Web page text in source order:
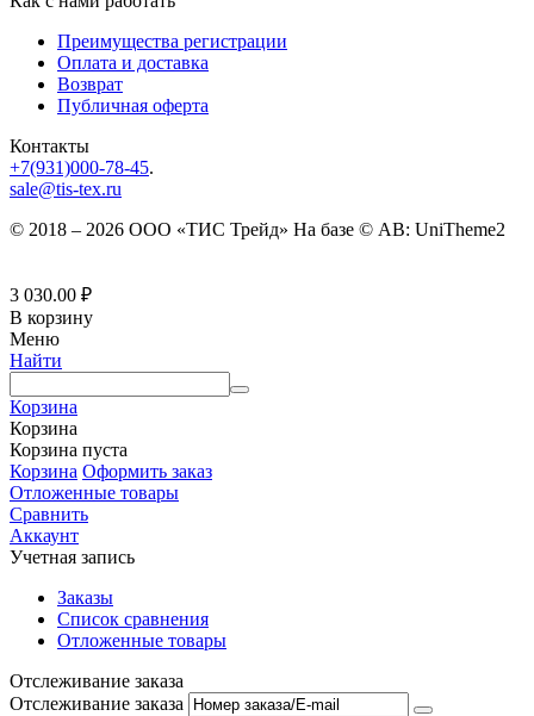
Преимущества регистрации
Оплата и доставка
Возврат
Публичная оферта
Контакты
+7(931)000-78-45.
sale@tis-tex.ru
© 2018 – 2026 ООО «ТИС Трейд» На базе © AB: UniTheme2
3 030.00 ₽
В корзину
Меню
Найти
Корзина
Корзина
Корзина пуста
Корзина Оформить заказ
Отложенные товары
Сравнить
Аккаунт
Учетная запись
Заказы
Список сравнения
Отложенные товары
Отслеживание заказа
Отслеживание заказа